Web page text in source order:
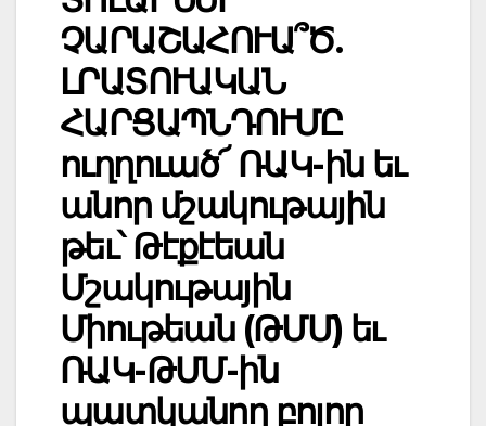
ՉԱՐԱՇԱՀՈՒԱ՞Ծ.
ԼՐԱՏՈՒԱԿԱՆ
ՀԱՐՑԱՊՆԴՈՒՄԸ
ուղղուած՜ ՌԱԿ-ին եւ
անոր մշակութային
թեւ՝ Թէքէեան
Մշակութային
Միութեան (ԹՄՄ) եւ
ՌԱԿ-ԹՄՄ-ին
պատկանող բոլոր